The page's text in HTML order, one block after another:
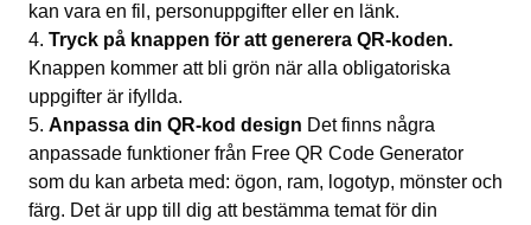
kan vara en fil, personuppgifter eller en länk.
Tryck på knappen för att generera QR-koden.
Knappen kommer att bli grön när alla obligatoriska
uppgifter är ifyllda.
Anpassa din QR-kod design Det finns några
anpassade funktioner från Free QR Code Generator
som du kan arbeta med: ögon, ram, logotyp, mönster och
färg. Det är upp till dig att bestämma temat för din